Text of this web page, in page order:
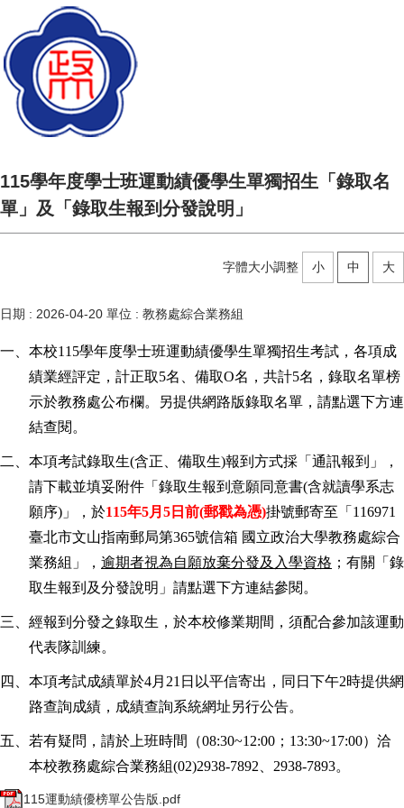
115學年度學士班運動績優學生單獨招生「錄取名
單」及「錄取生報到分發說明」
字體大小調整 小 中 大
日期 : 2026-04-20 單位 : 教務處綜合業務組
一、本校115學年度學士班運動績優學生單獨招生考試，各項成
績業經評定，計正取5名、備取O名，共計5名，錄取名單榜
示於教務處公布欄。另提供網路版錄取名單，請點選下方連
結查閱。
二、本項考試錄取生(含正、備取生)報到方式採「通訊報到」，
請下載並填妥附件「錄取生報到意願同意書(含就讀學系志
願序)」，於115年5月5日前(郵戳為憑)掛號郵寄至「116971
臺北市文山指南郵局第365號信箱 國立政治大學教務處綜合
業務組」， 逾期者視為自願放棄分發及入學資格 ；有關「錄
取生報到及分發說明」請點選下方連結參閱。
三、經報到分發之錄取生，於本校修業期間，須配合參加該運動
代表隊訓練。
四、本項考試成績單於4月21日以平信寄出，同日下午2時提供網
路查詢成績，成績查詢系統網址另行公告。
五、若有疑問，請於上班時間（08:30~12:00；13:30~17:00）洽
本校教務處綜合業務組(02)2938-7892、2938-7893。
115運動績優榜單公告版.pdf